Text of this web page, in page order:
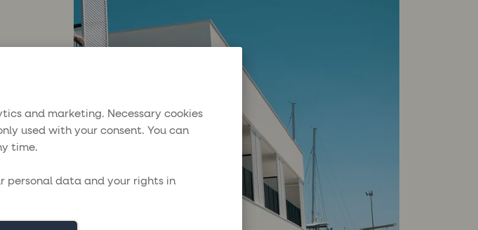
and marketing. Necessary cookies
used with your consent. You can
time.
personal data and your rights in